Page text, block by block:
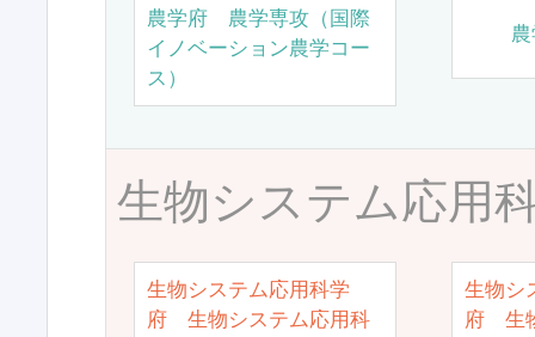
農学府 農学専攻（国際
イノベーション農学コー
ス）
生物システム応用
生物システム応用科学
府 生物システム応用科
生物シ
府 生